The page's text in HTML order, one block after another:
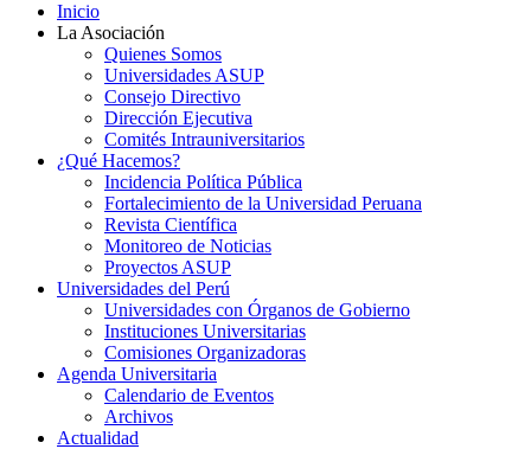
Inicio
La Asociación
Quienes Somos
Universidades ASUP
Consejo Directivo
Dirección Ejecutiva
Comités Intrauniversitarios
¿Qué Hacemos?
Incidencia Política Pública
Fortalecimiento de la Universidad Peruana
Revista Científica
Monitoreo de Noticias
Proyectos ASUP
Universidades del Perú
Universidades con Órganos de Gobierno
Instituciones Universitarias
Comisiones Organizadoras
Agenda Universitaria
Calendario de Eventos
Archivos
Actualidad